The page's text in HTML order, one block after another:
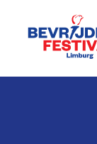
content